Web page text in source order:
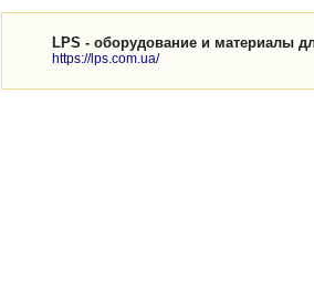
LPS - оборудование и материалы
https://lps.com.ua/